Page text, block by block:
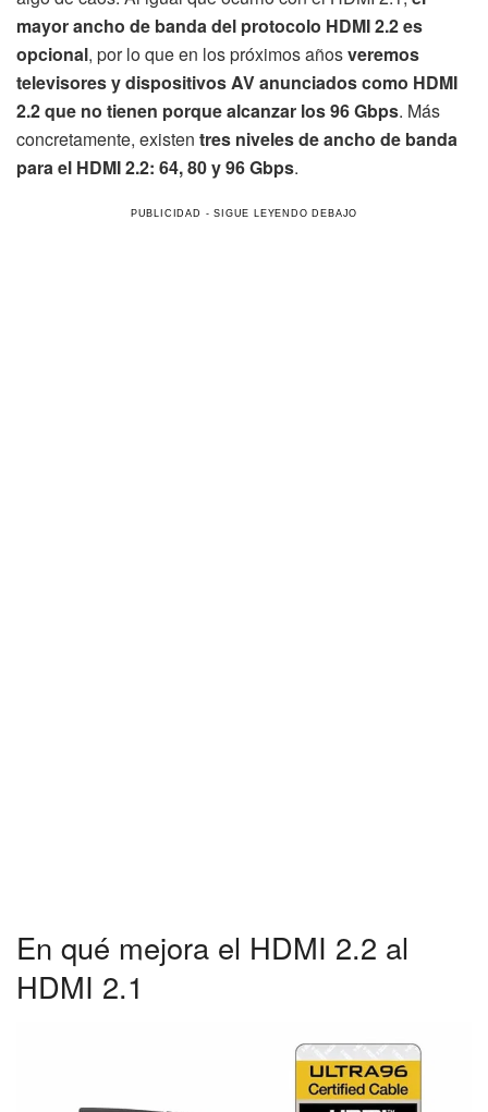
mayor ancho de banda del protocolo HDMI 2.2 es
opcional, por lo que en los próximos añosveremos
televisores y dispositivos AV anunciados como HDMI
2.2 que no tienen porque alcanzar los 96 Gbps. Más
concretamente, existen tres niveles de ancho de banda
para el HDMI 2.2: 64, 80 y 96 Gbps.
En qué mejora el HDMI 2.2 al
HDMI 2.1